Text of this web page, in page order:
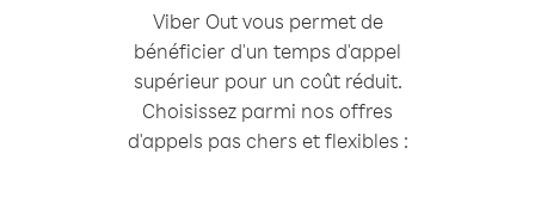
Viber Out vous permet de
bénéficier d'un temps d'appel
supérieur pour un coût réduit.
Choisissez parmi nos offres
d'appels pas chers et flexibles :